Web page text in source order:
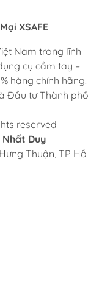
XSAFE
Nam trong lĩnh
cụ cầm tay –
hàng chính hãng.
Đầu tư Thành phố
reserved
Duy
Thuận, TP Hồ